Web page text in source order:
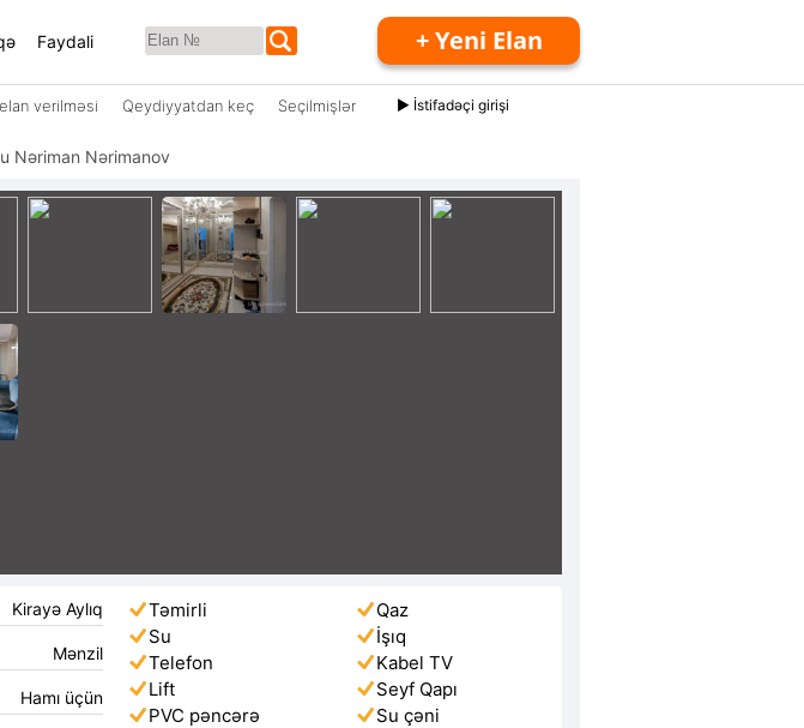
Faydali + Yeni Elan
verilməsi Qeydiyyatdan keç Seçilmişlər ► İstifadəçi girişi
Nəriman Nərimanov
Kirayə Aylıq
Mənzil
Hamı üçün
Təmirli
Qaz
Su
İşıq
Telefon
Kabel TV
Lift
Seyf Qapı
PVC pəncərə
Su çəni